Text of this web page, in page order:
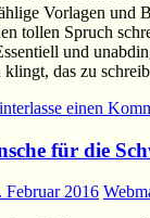
Vorlagen und
tollen Spruch
und
klingt, das zu
einen
für die
Februar 2016